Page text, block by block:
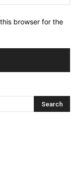
browser for the